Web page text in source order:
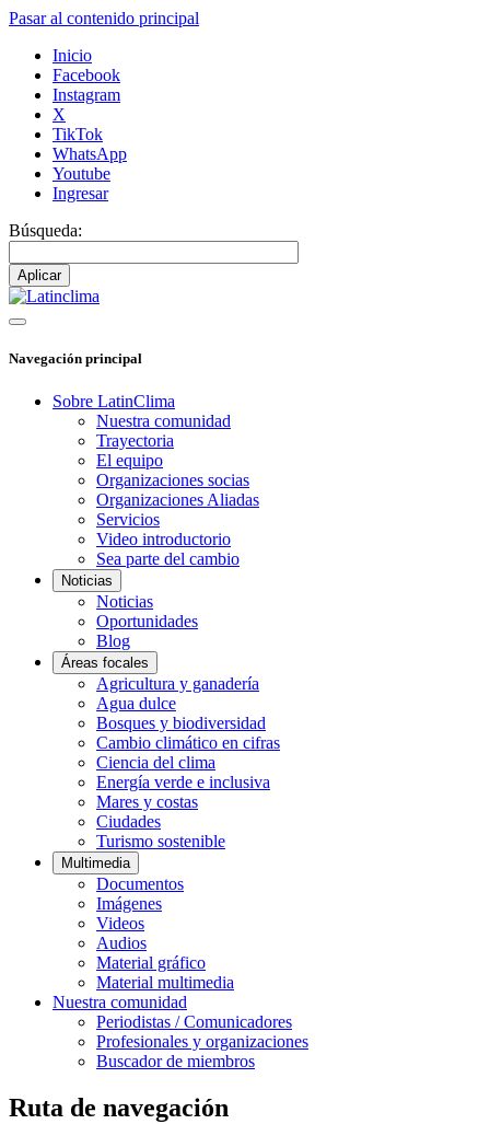
Pasar al contenido principal
Inicio
Facebook
Instagram
X
TikTok
WhatsApp
Youtube
Ingresar
Búsqueda:
Navegación principal
Sobre LatinClima
Nuestra comunidad
Trayectoria
El equipo
Organizaciones socias
Organizaciones Aliadas
Servicios
Video introductorio
Sea parte del cambio
Noticias
Noticias
Oportunidades
Blog
Áreas focales
Agricultura y ganadería
Agua dulce
Bosques y biodiversidad
Cambio climático en cifras
Ciencia del clima
Energía verde e inclusiva
Mares y costas
Ciudades
Turismo sostenible
Multimedia
Documentos
Imágenes
Videos
Audios
Material gráfico
Material multimedia
Nuestra comunidad
Periodistas / Comunicadores
Profesionales y organizaciones
Buscador de miembros
Ruta de navegación